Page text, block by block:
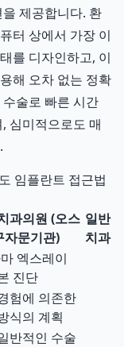
제공합니다. 환
터 상에서 가장 이
를 디자인하고, 이
해 오차 없는 정확
술로 빠른 시간
심미적으로도 매
임플란트 접근법
과의원 (오스
자문기관)
일반
치과
엑스레이
진단
험에 의존한
식의 계획
반적인 수술